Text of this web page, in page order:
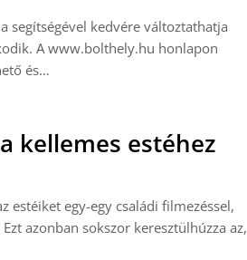
segítségével kedvére változtathatja
A www.bolthely.hu honlapon
és…
kellemes estéhez
estéiket egy-egy családi filmezéssel,
azonban sokszor keresztülhúzza az,